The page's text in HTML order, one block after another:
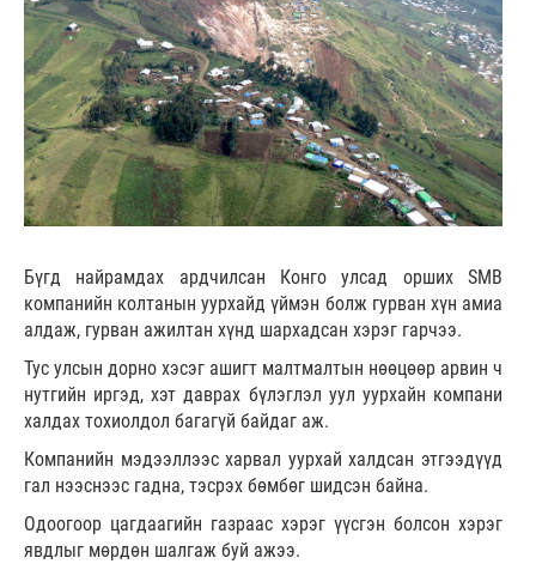
Бүгд найрамдах ардчилсан Конго улсад орших SMB
компанийн колтанын уурхайд үймэн болж гурван хүн амиа
алдаж, гурван ажилтан хүнд шархадсан хэрэг гарчээ.
Тус улсын дорно хэсэг ашигт малтмалтын нөөцөөр арвин ч
нутгийн иргэд, хэт даврах бүлэглэл уул уурхайн компани
халдах тохиолдол багагүй байдаг аж.
Компанийн мэдээллээс харвал уурхай халдсан этгээдүүд
гал нээснээс гадна, тэсрэх бөмбөг шидсэн байна.
Одоогоор цагдаагийн газраас хэрэг үүсгэн болсон хэрэг
явдлыг мөрдөн шалгаж буй ажээ.